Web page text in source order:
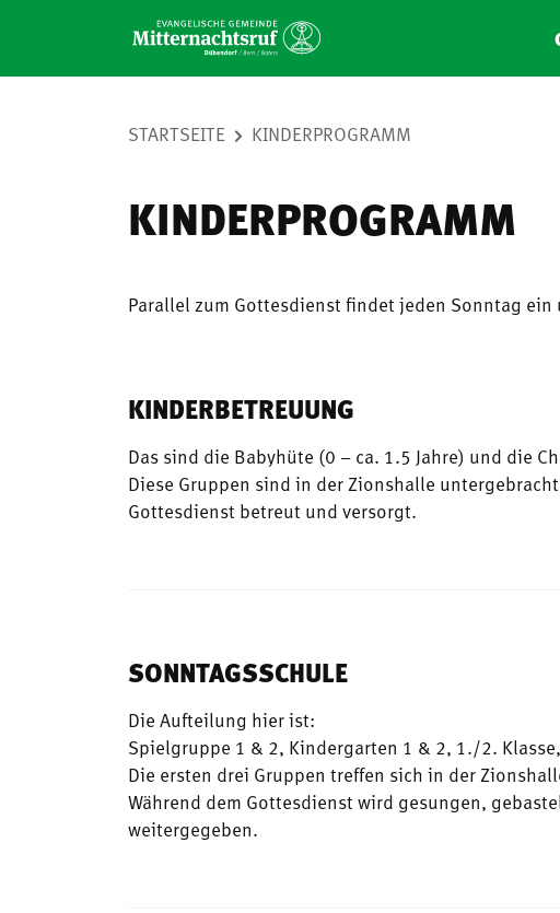
STARTSEITE KINDERPROGRAMM
KINDERPROGRAMM
Parallel zum Gottesdienst findet jeden Sonntag
KINDERBETREUUNG
Das sind die Babyhüte (0 – ca. 1.5 Jahre) und die
Diese Gruppen sind in der Zionshalle
Gottesdienst betreut und versorgt.
SONNTAGSSCHULE
Die Aufteilung hier ist:
Spielgruppe 1 & 2, Kindergarten 1 & 2, 1./2.
Die ersten drei Gruppen treffen sich in der
Während dem Gottesdienst wird gesungen,
weitergegeben.